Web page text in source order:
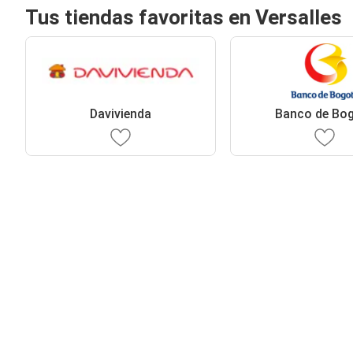
Tus tiendas favoritas en Versalles
Davivienda Banco de